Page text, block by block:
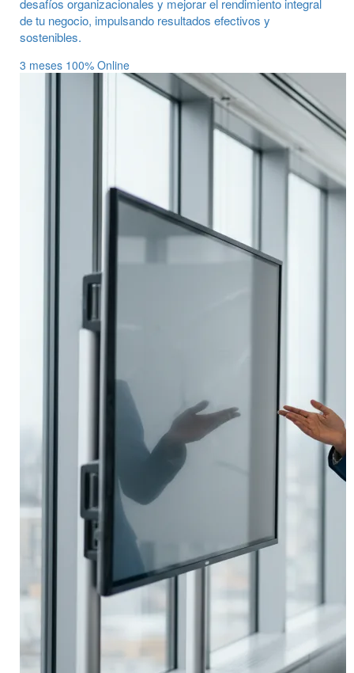
desafíos organizacionales y mejorar el rendimiento integral
de tu negocio, impulsando resultados efectivos y
sostenibles.
3 meses 100% Online